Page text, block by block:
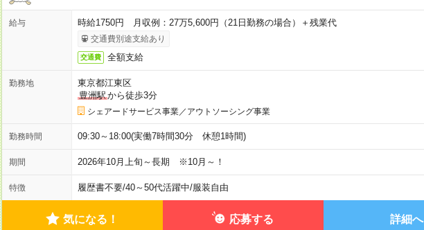
給与 時給1750円 月収例：27万5,600円（21日勤務の場合）＋残業代
交通費別途支給あり
交通費 全額支給
勤務地
東京都江東区
豊洲駅から徒歩3分
シェアードサービス事業／アウトソーシング事業
勤務時間 09:30～18:00(実働7時間30分 休憩1時間)
期間 2026年10月上旬～長期 ※10月～！
特徴 履歴書不要/40～50代活躍中/服装自由
気になる！ 応募する 詳細へ